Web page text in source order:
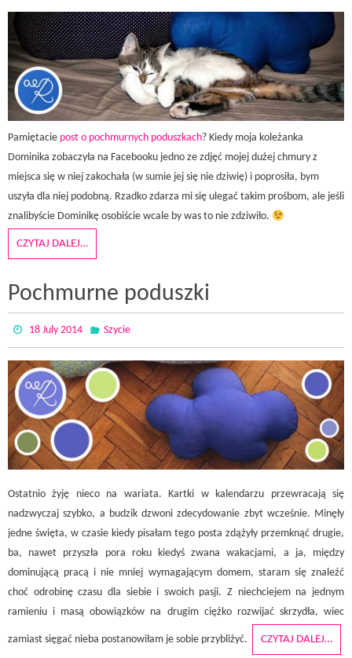
Pamiętacie post o pochmurnych poduszkach? Kiedy moja koleżanka
Dominika zobaczyła na Facebooku jedno ze zdjęć mojej dużej chmury z
miejsca się w niej zakochała (w sumie jej się nie dziwię) i poprosiła, bym
uszyła dla niej podobną. Rzadko zdarza mi się ulegać takim prośbom, ale jeśli
znalibyście Dominikę osobiście wcale by was to nie zdziwiło.
CZYTAJ DALEJ…
Pochmurne poduszki
18 July 2014 Szycie
Ostatnio żyję nieco na wariata. Kartki w kalendarzu przewracają się
nadzwyczaj szybko, a budzik dzwoni zdecydowanie zbyt wcześnie. Minęły
jedne święta, w czasie kiedy pisałam tego posta zdążyły przemknąć drugie,
ba, nawet przyszła pora roku kiedyś zwana wakacjami, a ja, między
dominującą pracą i nie mniej wymagającym domem, staram się znaleźć
choć odrobinę czasu dla siebie i swoich pasji. Z niechciejem na jednym
ramieniu i masą obowiązków na drugim ciężko rozwijać skrzydła, wiec
zamiast sięgać nieba postanowiłam je sobie przybliżyć. CZYTAJ DALEJ…